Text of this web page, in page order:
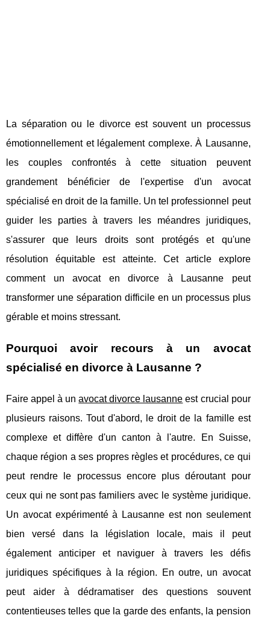
La séparation ou le divorce est souvent un processus
émotionnellement et légalement complexe. À Lausanne,
les couples confrontés à cette situation peuvent
grandement bénéficier de l'expertise d'un avocat
spécialisé en droit de la famille. Un tel professionnel peut
guider les parties à travers les méandres juridiques,
s'assurer que leurs droits sont protégés et qu'une
résolution équitable est atteinte. Cet article explore
comment un avocat en divorce à Lausanne peut
transformer une séparation difficile en un processus plus
gérable et moins stressant.
Pourquoi avoir recours à un avocat
spécialisé en divorce à Lausanne ?
Faire appel à unavocat divorce lausanne est crucial pour
plusieurs raisons. Tout d'abord, le droit de la famille est
complexe et diffère d'un canton à l'autre. En Suisse,
chaque région a ses propres règles et procédures, ce qui
peut rendre le processus encore plus déroutant pour
ceux qui ne sont pas familiers avec le système juridique.
Un avocat expérimenté à Lausanne est non seulement
bien versé dans la législation locale, mais il peut
également anticiper et naviguer à travers les défis
juridiques spécifiques à la région. En outre, un avocat
peut aider à dédramatiser des questions souvent
contentieuses telles que la garde des enfants, la pension